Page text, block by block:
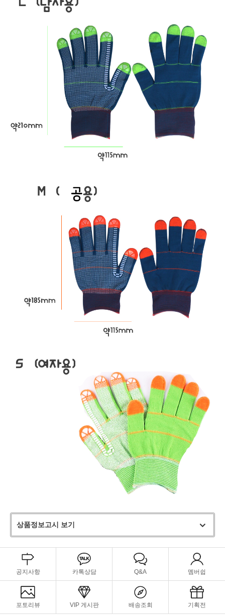
상품정보고시 보기
공지사항 카톡상담 Q&A 멤버쉽
포토리뷰 VIP 게시판 배송조회 기획전